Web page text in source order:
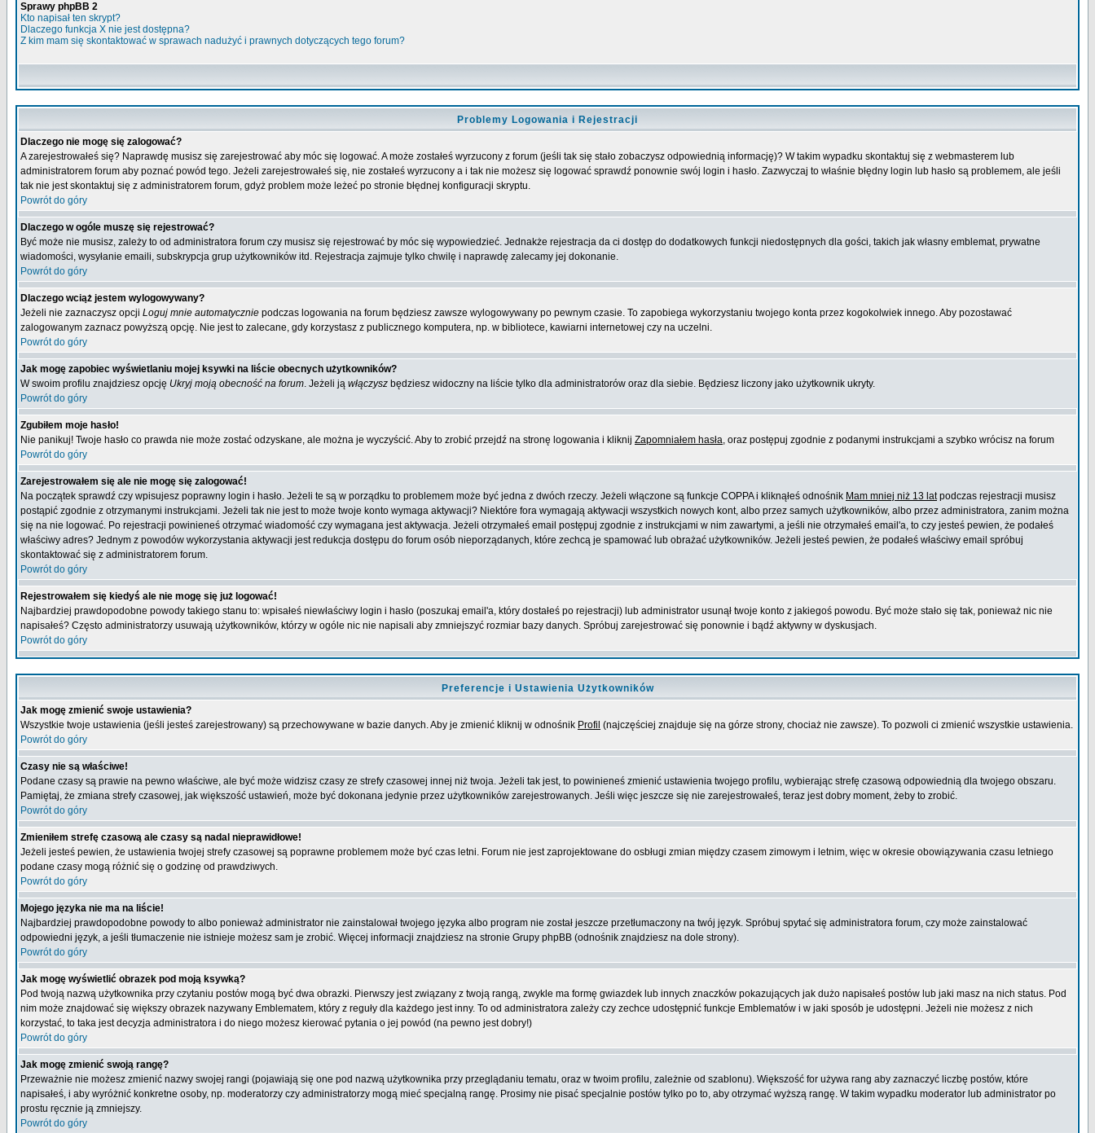
Sprawy phpBB 2
Kto napisał ten skrypt?
Dlaczego funkcja X nie jest dostępna?
Z kim mam się skontaktować w sprawach nadużyć i prawnych dotyczących tego forum?
Problemy Logowania i Rejestracji
Dlaczego nie mogę się zalogować?
A zarejestrowałeś się? Naprawdę musisz się zarejestrować aby móc się logować. A może zostałeś wyrzucony z forum (jeśli tak się stało zobaczysz odpowiednią informację)? W takim wypadku skontaktuj się z webmasterem lub
administratorem forum aby poznać powód tego. Jeżeli zarejestrowałeś się, nie zostałeś wyrzucony a i tak nie możesz się logować sprawdź ponownie swój login i hasło. Zazwyczaj to właśnie błędny login lub hasło są problemem, ale jeśli
tak nie jest skontaktuj się z administratorem forum, gdyż problem może leżeć po stronie błędnej konfiguracji skryptu.
Powrót do góry
Dlaczego w ogóle muszę się rejestrować?
Być może nie musisz, zależy to od administratora forum czy musisz się rejestrować by móc się wypowiedzieć. Jednakże rejestracja da ci dostęp do dodatkowych funkcji niedostępnych dla gości, takich jak własny emblemat, prywatne
wiadomości, wysyłanie emaili, subskrypcja grup użytkowników itd. Rejestracja zajmuje tylko chwilę i naprawdę zalecamy jej dokonanie.
Powrót do góry
Dlaczego wciąż jestem wylogowywany?
Jeżeli nie zaznaczysz opcji Loguj mnie automatycznie podczas logowania na forum będziesz zawsze wylogowywany po pewnym czasie. To zapobiega wykorzystaniu twojego konta przez kogokolwiek innego. Aby pozostawać
zalogowanym zaznacz powyższą opcję. Nie jest to zalecane, gdy korzystasz z publicznego komputera, np. w bibliotece, kawiarni internetowej czy na uczelni.
Powrót do góry
Jak mogę zapobiec wyświetlaniu mojej ksywki na liście obecnych użytkowników?
W swoim profilu znajdziesz opcję Ukryj moją obecność na forum. Jeżeli ją włączysz będziesz widoczny na liście tylko dla administratorów oraz dla siebie. Będziesz liczony jako użytkownik ukryty.
Powrót do góry
Zgubiłem moje hasło!
Nie panikuj! Twoje hasło co prawda nie może zostać odzyskane, ale można je wyczyścić. Aby to zrobić przejdź na stronę logowania i kliknij Zapomniałem hasła, oraz postępuj zgodnie z podanymi instrukcjami a szybko wrócisz na forum
Powrót do góry
Zarejestrowałem się ale nie mogę się zalogować!
Na początek sprawdź czy wpisujesz poprawny login i hasło. Jeżeli te są w porządku to problemem może być jedna z dwóch rzeczy. Jeżeli włączone są funkcje COPPA i kliknąłeś odnośnik Mam mniej niż 13 latpodczas rejestracji musisz
postąpić zgodnie z otrzymanymi instrukcjami. Jeżeli tak nie jest to może twoje konto wymaga aktywacji? Niektóre fora wymagają aktywacji wszystkich nowych kont, albo przez samych użytkowników, albo przez administratora, zanim można
się na nie logować. Po rejestracji powinieneś otrzymać wiadomość czy wymagana jest aktywacja. Jeżeli otrzymałeś email postępuj zgodnie z instrukcjami w nim zawartymi, a jeśli nie otrzymałeś email'a, to czy jesteś pewien, że podałeś
właściwy adres? Jednym z powodów wykorzystania aktywacji jest redukcja dostępu do forum osób nieporządanych, które zechcą je spamować lub obrażać użytkowników. Jeżeli jesteś pewien, że podałeś właściwy email spróbuj
skontaktować się z administratorem forum.
Powrót do góry
Rejestrowałem się kiedyś ale nie mogę się już logować!
Najbardziej prawdopodobne powody takiego stanu to: wpisałeś niewłaściwy login i hasło (poszukaj email'a, który dostałeś po rejestracji) lub administrator usunął twoje konto z jakiegoś powodu. Być może stało się tak, ponieważ nic nie
napisałeś? Często administratorzy usuwają użytkowników, którzy w ogóle nic nie napisali aby zmniejszyć rozmiar bazy danych. Spróbuj zarejestrować się ponownie i bądź aktywny w dyskusjach.
Powrót do góry
Preferencje i Ustawienia Użytkowników
Jak mogę zmienić swoje ustawienia?
Wszystkie twoje ustawienia (jeśli jesteś zarejestrowany) są przechowywane w bazie danych. Aby je zmienić kliknij w odnośnik Profil (najczęściej znajduje się na górze strony, chociaż nie zawsze). To pozwoli ci zmienić wszystkie ustawienia.
Powrót do góry
Czasy nie są właściwe!
Podane czasy są prawie na pewno właściwe, ale być może widzisz czasy ze strefy czasowej innej niż twoja. Jeżeli tak jest, to powinieneś zmienić ustawienia twojego profilu, wybierając strefę czasową odpowiednią dla twojego obszaru.
Pamiętaj, że zmiana strefy czasowej, jak większość ustawień, może być dokonana jedynie przez użytkowników zarejestrowanych. Jeśli więc jeszcze się nie zarejestrowałeś, teraz jest dobry moment, żeby to zrobić.
Powrót do góry
Zmieniłem strefę czasową ale czasy są nadal nieprawidłowe!
Jeżeli jesteś pewien, że ustawienia twojej strefy czasowej są poprawne problemem może być czas letni. Forum nie jest zaprojektowane do osbługi zmian między czasem zimowym i letnim, więc w okresie obowiązywania czasu letniego
podane czasy mogą różnić się o godzinę od prawdziwych.
Powrót do góry
Mojego języka nie ma na liście!
Najbardziej prawdopodobne powody to albo ponieważ administrator nie zainstalował twojego języka albo program nie został jeszcze przetłumaczony na twój język. Spróbuj spytać się administratora forum, czy może zainstalować
odpowiedni język, a jeśli tłumaczenie nie istnieje możesz sam je zrobić. Więcej informacji znajdziesz na stronie Grupy phpBB (odnośnik znajdziesz na dole strony).
Powrót do góry
Jak mogę wyświetlić obrazek pod moją ksywką?
Pod twoją nazwą użytkownika przy czytaniu postów mogą być dwa obrazki. Pierwszy jest związany z twoją rangą, zwykle ma formę gwiazdek lub innych znaczków pokazujących jak dużo napisałeś postów lub jaki masz na nich status. Pod
nim może znajdować się większy obrazek nazywany Emblematem, który z reguły dla każdego jest inny. To od administratora zależy czy zechce udostępnić funkcje Emblematów i w jaki sposób je udostępni. Jeżeli nie możesz z nich
korzystać, to taka jest decyzja administratora i do niego możesz kierować pytania o jej powód (na pewno jest dobry!)
Powrót do góry
Jak mogę zmienić swoją rangę?
Przeważnie nie możesz zmienić nazwy swojej rangi (pojawiają się one pod nazwą użytkownika przy przeglądaniu tematu, oraz w twoim profilu, zależnie od szablonu). Większość for używa rang aby zaznaczyć liczbę postów, które
napisałeś, i aby wyróżnić konkretne osoby, np. moderatorzy czy administratorzy mogą mieć specjalną rangę. Prosimy nie pisać specjalnie postów tylko po to, aby otrzymać wyższą rangę. W takim wypadku moderator lub administrator po
prostu ręcznie ją zmniejszy.
Powrót do góry